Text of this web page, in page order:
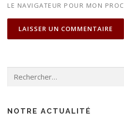
LE NAVIGATEUR POUR MON
NOTRE ACTUALITÉ